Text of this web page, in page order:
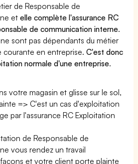
de Responsable de
etelle complète l'assurance RC
de communication interne.
sont pas dépendants du métier
courante en entreprise.C'est donc
normale d'une entreprise.
votre magasin et glisse sur le sol,
=> C'est un cas d'exploitation
par l'assurance RC Exploitation
de Responsable de
vous rendez un travail
et votre client porte plainte